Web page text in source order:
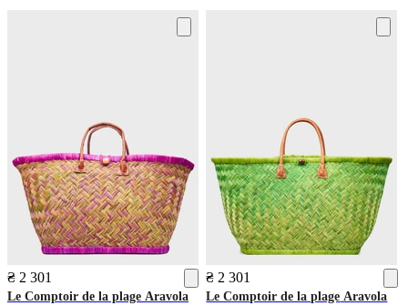
₴ 2 301
Le Comptoir de la plage Aravola
₴ 2 301
Le Comptoir de la plage Aravola